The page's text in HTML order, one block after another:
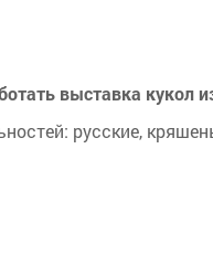
выставка кукол
русские,